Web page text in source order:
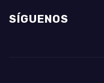
SÍGUENOS